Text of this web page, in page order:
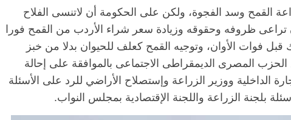
القمح وسد الفجوة، ولكن على الحكومة أن لاتنسى الفلاح
تراعى ظروفه وحقوقه وزيادة سعر شراء الأردب من القمح فورا
قبل فوات الأوان، وتوجيه القمح كعلف للحيوان بدلا من خبز
المصرى الديمقراطى الاجتماعى بالموافقة على إحالة
الداخلية ووزير الزراعة وإستصلاح الأراضي للرد على الأسئلة
بلجنة الزراعة واللجنة الإقتصادية بمجلس النواب.
21 فبراير، 2026